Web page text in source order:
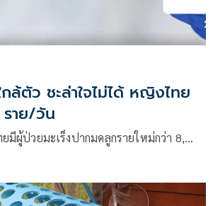
ล้ตัว ชะล่าใจไม่ได้ หญิงไทย
าย/วัน
มีผู้ป่วยมะเร็งปากมดลูกรายใหม่กว่า 8,…